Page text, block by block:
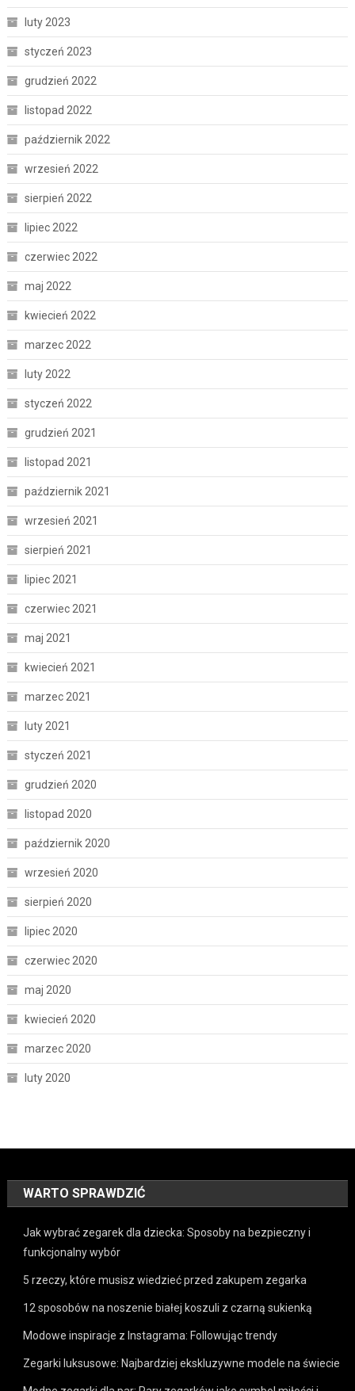
luty 2023
styczeń 2023
grudzień 2022
listopad 2022
październik 2022
wrzesień 2022
sierpień 2022
lipiec 2022
czerwiec 2022
maj 2022
kwiecień 2022
marzec 2022
luty 2022
styczeń 2022
grudzień 2021
listopad 2021
październik 2021
wrzesień 2021
sierpień 2021
lipiec 2021
czerwiec 2021
maj 2021
kwiecień 2021
marzec 2021
luty 2021
styczeń 2021
grudzień 2020
listopad 2020
październik 2020
wrzesień 2020
sierpień 2020
lipiec 2020
czerwiec 2020
maj 2020
kwiecień 2020
marzec 2020
luty 2020
WARTO SPRAWDZIĆ
Jak wybrać zegarek dla dziecka: Sposoby na bezpieczny i
funkcjonalny wybór
5 rzeczy, które musisz wiedzieć przed zakupem zegarka
12 sposobów na noszenie białej koszuli z czarną sukienką
Modowe inspiracje z Instagrama: Followując trendy
Zegarki luksusowe: Najbardziej ekskluzywne modele na świecie